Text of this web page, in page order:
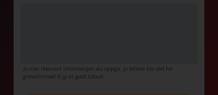
Jo mer relevant informasjon du oppgir, jo lettere blir det for
gravefirmaet å gi et godt tilbud.